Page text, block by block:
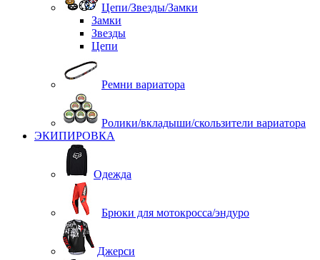
Цепи/Звезды/Замки
Замки
Звезды
Цепи
Ремни вариатора
Ролики/вкладыши/скользители вариатора
ЭКИПИРОВКА
Одежда
Брюки для мотокросса/эндуро
Джерси